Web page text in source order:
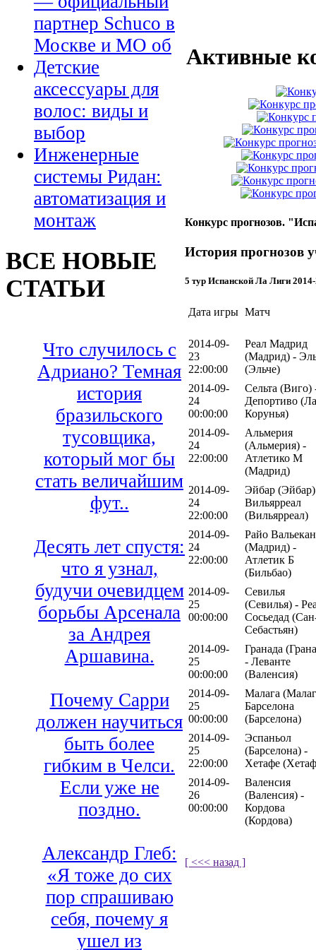
партнер Schuco в
Москве и МО об
Детские
аксессуары для
волос: виды и
выбор
Инженерные
системы Ридан:
автоматизация и
монтаж
ВСЕ НОВЫЕ
СТАТЬИ
Что случилось с
Адриано? Темная
история
бразильского
тусовщика,
который мог бы
стать величайшим
фут..
Десять лет спустя:
что я узнал,
будучи очевидцем
борьбы Арсенала
за Андрея
Аршавина.
Почему Сарри
должен научиться
быть более
гибким в Челси.
Если уже не
поздно.
Александр Глеб:
«Я тоже до сих
пор спрашиваю
себя, почему я
ушел из
Активные
Конкурс прогнозов.
История прогнозов
5 тур Испанской Ла Лиги
Дата игры Матч
2014-09-
23
22:00:00
Реал Мадрид
(Мадрид) -
(Эльче)
2014-09-
24
00:00:00
Сельта (Виго)
Депортиво
Корунья)
2014-09-
24
22:00:00
Альмерия
(Альмерия) -
Атлетико М
(Мадрид)
2014-09-
24
22:00:00
Эйбар
Вильярреал
(Вильярреал)
2014-09-
24
22:00:00
Райо
(Мадрид) -
Атлетик Б
(Бильбао)
2014-09-
25
00:00:00
Севилья
(Севилья) -
Сосьедад
Себастьян)
2014-09-
25
00:00:00
Гранада
- Леванте
(Валенсия)
2014-09-
25
00:00:00
Малага
Барселона
(Барселона)
2014-09-
25
22:00:00
Эспаньол
(Барселона) -
Хетафе
2014-09-
26
00:00:00
Валенсия
(Валенсия) -
Кордова
(Кордова)
[ <<< назад ]